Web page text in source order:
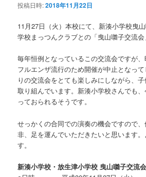
投稿日時:2018年11月22日
11月27日（火）本校にて、新湊小学校曳
学校まっつんクラブとの「曳山囃子交流会
毎年恒例となっているこの交流会ですが
フルエンザ流行のため開催が中止となっ
りの交流会をとても楽しみにしながら、
取り組んでいます。新湊小学校さんでも
っておられるそうです。
せっかくの合同での演奏の機会ですので
非、足を運んでいただきたいと思います
す。
新湊小学校・放生津小学校 曳山囃子交流会